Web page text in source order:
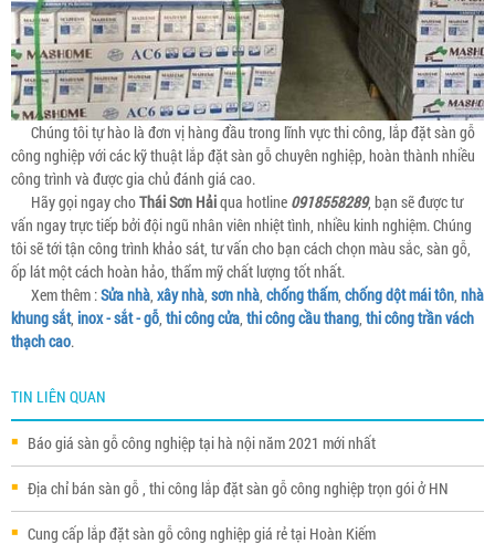
Chúng tôi tự hào là đơn vị hàng đầu trong lĩnh vực thi công, lắp đặt sàn gỗ
công nghiệp với các kỹ thuật lắp đặt sàn gỗ chuyên nghiệp, hoàn thành nhiều
công trình và được gia chủ đánh giá cao.
Hãy gọi ngay choThái Sơn Hảiqua hotline 0918558289, bạn sẽ được tư
vấn ngay trực tiếp bởi đội ngũ nhân viên nhiệt tình, nhiều kinh nghiệm. Chúng
tôi sẽ tới tận công trình khảo sát, tư vấn cho bạn cách chọn màu sắc, sàn gỗ,
ốp lát một cách hoàn hảo, thẩm mỹ chất lượng tốt nhất.
Xem thêm :Sửa nhà, xây nhà, sơn nhà, chống thấm, chống dột mái tôn, nhà
khung sắt, inox - sắt - gỗ, thi công cửa, thi công cầu thang, thi công trần vách
thạch cao.
TIN LIÊN QUAN
Báo giá sàn gỗ công nghiệp tại hà nội năm 2021 mới nhất
Địa chỉ bán sàn gỗ , thi công lắp đặt sàn gỗ công nghiệp trọn gói ở HN
Cung cấp lắp đặt sàn gỗ công nghiệp giá rẻ tại Hoàn Kiếm